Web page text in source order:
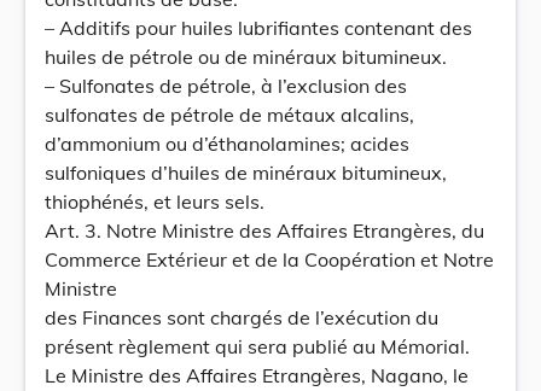
– Additifs pour huiles lubrifiantes contenant des
huiles de pétrole ou de minéraux bitumineux.
– Sulfonates de pétrole, à l’exclusion des
sulfonates de pétrole de métaux alcalins,
d’ammonium ou d’éthanolamines; acides
sulfoniques d’huiles de minéraux bitumineux,
thiophénés, et leurs sels.
Art. 3. Notre Ministre des Affaires Etrangères, du
Commerce Extérieur et de la Coopération et Notre
Ministre
des Finances sont chargés de l’exécution du
présent règlement qui sera publié au Mémorial.
Le Ministre des Affaires Etrangères, Nagano, le